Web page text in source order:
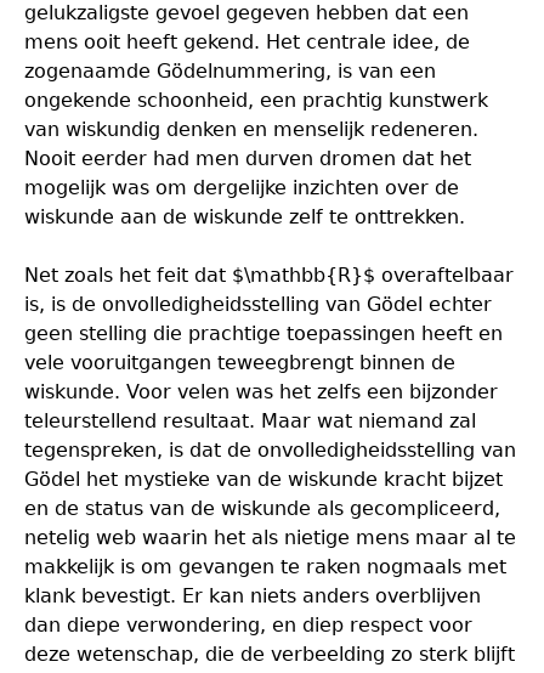
gelukzaligste gevoel gegeven hebben dat een
mens ooit heeft gekend. Het centrale idee, de
zogenaamde Gödelnummering, is van een
ongekende schoonheid, een prachtig kunstwerk
van wiskundig denken en menselijk redeneren.
Nooit eerder had men durven dromen dat het
mogelijk was om dergelijke inzichten over de
wiskunde aan de wiskunde zelf te onttrekken.
Net zoals het feit dat $\mathbb{R}$ overaftelbaar
is, is de onvolledigheidsstelling van Gödel echter
geen stelling die prachtige toepassingen heeft en
vele vooruitgangen teweegbrengt binnen de
wiskunde. Voor velen was het zelfs een bijzonder
teleurstellend resultaat. Maar wat niemand zal
tegenspreken, is dat de onvolledigheidsstelling van
Gödel het mystieke van de wiskunde kracht bijzet
en de status van de wiskunde als gecompliceerd,
netelig web waarin het als nietige mens maar al te
makkelijk is om gevangen te raken nogmaals met
klank bevestigt. Er kan niets anders overblijven
dan diepe verwondering, en diep respect voor
deze wetenschap, die de verbeelding zo sterk blijft